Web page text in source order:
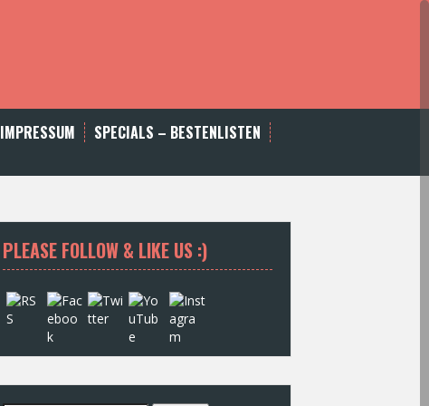
IMPRESSUM
SPECIALS – BESTENLISTEN
PLEASE FOLLOW & LIKE US :)